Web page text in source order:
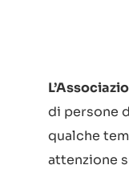
di persone
qualche
attenzione